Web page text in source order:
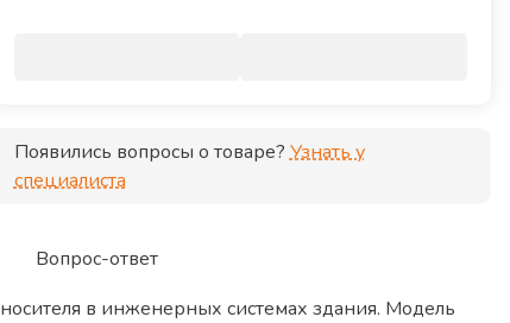
Появились вопросы о товаре? Узнать у
специалиста
Вопрос-ответ
в инженерных системах здания. Модель